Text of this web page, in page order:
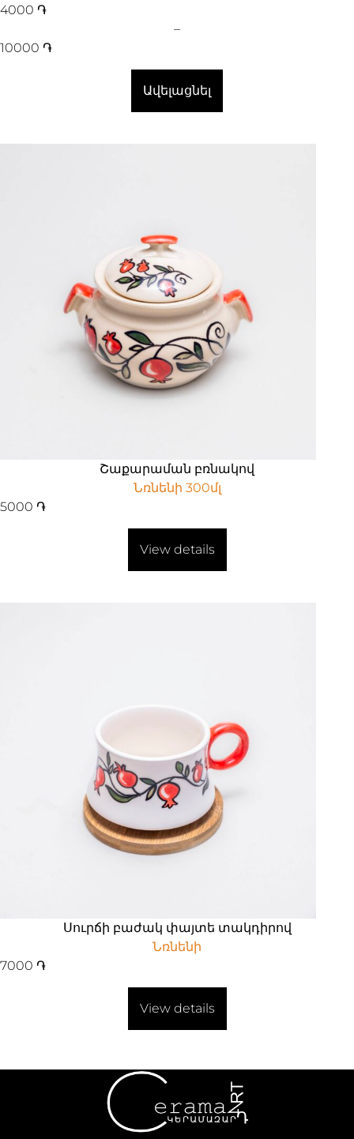
4000 ֏
–
10000 ֏
Ավելացնել
Շաքարաման բռնակով
Նռնենի 300մլ
5000 ֏
View details
Սուրճի բաժակ փայտե տակդիրով
Նռնենի
7000 ֏
View details